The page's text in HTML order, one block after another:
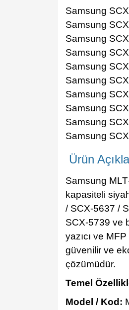
Samsung
Samsung
Samsung
Samsung
Samsung
Samsung
Samsung
Samsung
Samsung
Samsung
Ürün
Samsung
kapasiteli
/ SCX‑5637 /
SCX‑5739 ve
yazıcı ve
güvenilir ve
çözümüdür.
Temel
Model / Kod: